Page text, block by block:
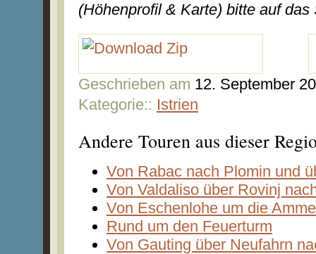
(Höhenprofil & Karte) bitte auf das
Geschrieben am 12. September
Kategorie:: Istrien
Andere Touren aus dieser
Von Rabac nach Plomin und
Von Valdaliso über Rovinj
Von Eschenlohe um die
Rund um den Feuerturm
Von Gauting über Neufahrn